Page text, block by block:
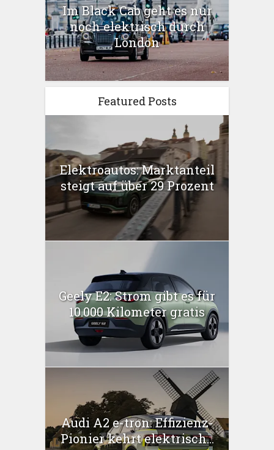
Im Black Cab geht es nur
noch elektrisch durch
London
Featured Posts
Elektroautos: Marktanteil
steigt auf über 29 Prozent
Geely E2: Strom gibt es für
10.000 Kilometer gratis
Audi A2 e-tron: Effizienz-
Pionier kehrt elektrisch...